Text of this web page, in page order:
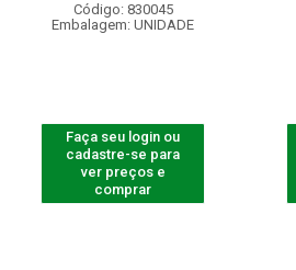
Código: 830045
Embalagem: UNIDADE
Faça seu login ou
cadastre-se para
ver preços e
comprar